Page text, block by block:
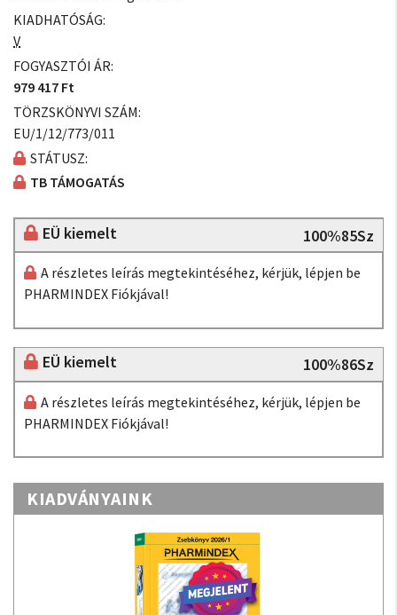
KIADHATÓSÁG:
V
FOGYASZTÓI ÁR:
979 417 Ft
TÖRZSKÖNYVI SZÁM:
EU/1/12/773/011
STÁTUSZ:
TB TÁMOGATÁS
EÜ kiemelt 100%85Sz
A részletes leírás megtekintéséhez, kérjük, lépjen be
PHARMINDEX Fiókjával!
EÜ kiemelt 100%86Sz
A részletes leírás megtekintéséhez, kérjük, lépjen be
PHARMINDEX Fiókjával!
KIADVÁNYAINK